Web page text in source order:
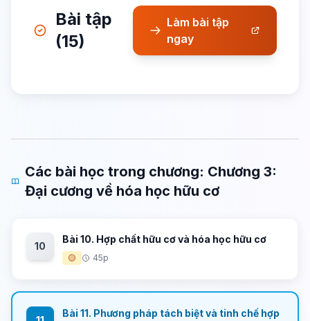
Bài tập
(15)
Làm bài tập
ngay
Các bài học trong chương: Chương 3:
Đại cương về hóa học hữu cơ
10
Bài 10. Hợp chất hữu cơ và hóa học hữu cơ
🟡 45p
Bài 11. Phương pháp tách biệt và tinh chế hợp